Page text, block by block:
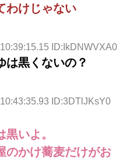
わけじゃない
ID:IkDNWVXA0
は黒くないの？
ID:3DTlJKsY0
いよ。
のかけ蕎麦だけがお